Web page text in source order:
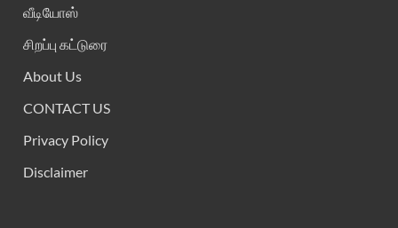
வீடியோஸ்
சிறப்பு கட்டுரை
About Us
CONTACT US
Privacy Policy
Disclaimer